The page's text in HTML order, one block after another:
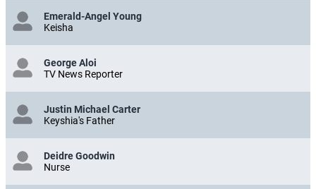
Emerald-Angel Young
Keisha
George Aloi
TV News Reporter
Justin Michael Carter
Keyshia's Father
Deidre Goodwin
Nurse